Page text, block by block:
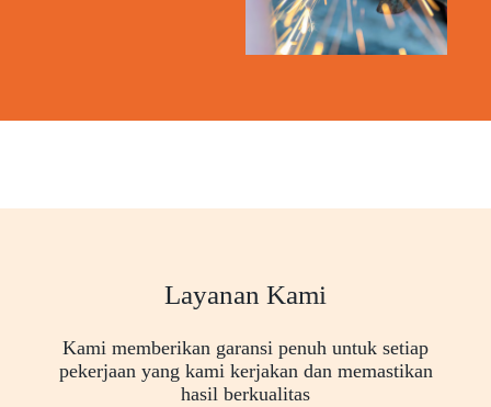
Layanan Kami
Kami memberikan garansi penuh untuk setiap
pekerjaan yang kami kerjakan dan memastikan
hasil berkualitas